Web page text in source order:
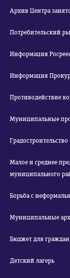
Архив Центра
Потребительский
Информация
Информация
Противодействие
Муниципальные
Градостроительство
Малое и среднее
муниципального
Борьба с
Муниципальные
Бюджет для граждан
Детский лагерь